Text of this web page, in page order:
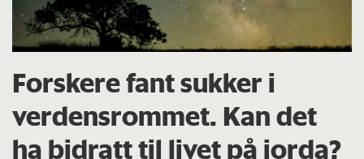
Forskere fant sukker i
verdensrommet. Kan det
ha bidratt til livet på jorda?